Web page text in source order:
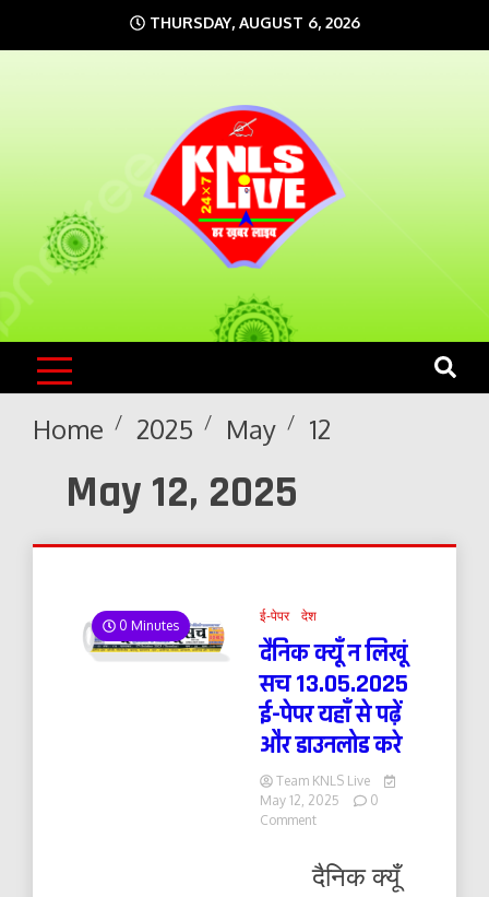
to
THURSDAY, AUGUST 6, 2026
KNLS LIVE
India`s No.1 News Portal
Home 2025 May 12
May 12, 2025
0 Minutes
ई-पेपर देश
दैनिक क्यूँ न लिखूं
सच 13.05.2025
ई-पेपर यहाँ से पढ़ें
और डाउनलोड करे
Team KNLS Live
May 12, 2025
0
Commenton
क्यूँ
न
दैनिक क्यूँ